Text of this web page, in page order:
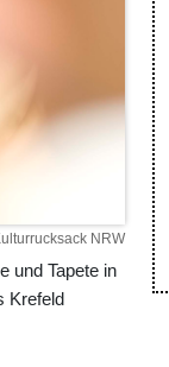
NRW
und Tapete in
Krefeld